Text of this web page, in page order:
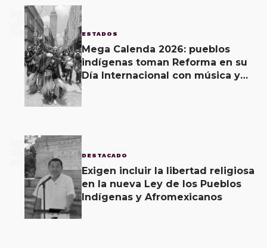
2 ESTADOS
Mega Calenda 2026: pueblos
indígenas toman Reforma en su
Día Internacional con música y
3 DESTACADO
Exigen incluir la libertad religiosa
en la nueva Ley de los Pueblos
Indígenas y Afromexicanos